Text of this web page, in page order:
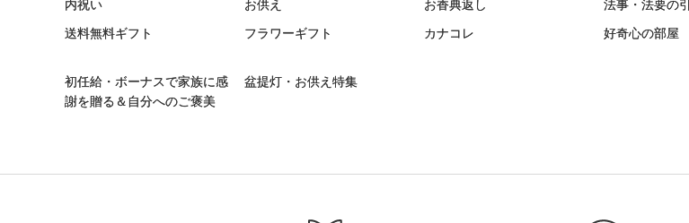
内祝い
お供え お香典返し 法事・法要の
送料無料ギフト
フラワーギフト カナコレ 好奇心の部屋
初任給・ボーナスで家族に感
謝を贈る＆自分へのご褒美
盆提灯・お供え特集